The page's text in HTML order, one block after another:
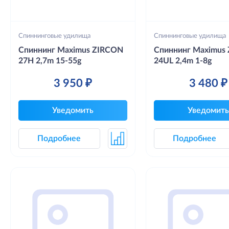
Спиннинговые удилища
Спиннинг Maximus ZIRCON
27H 2,7m 15-55g
3 950 ₽
Уведомить
Подробнее
Спиннинговые удилища
Спиннинг Maximus
24UL 2,4m 1-8g
3 480 ₽
Уведомить
Подробнее